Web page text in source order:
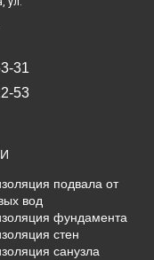
31
53
подвала от
вод
фундамента
стен
санузла